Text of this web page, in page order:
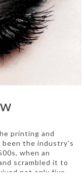
printing and
been the industry's
when an
scrambled it to
not only five